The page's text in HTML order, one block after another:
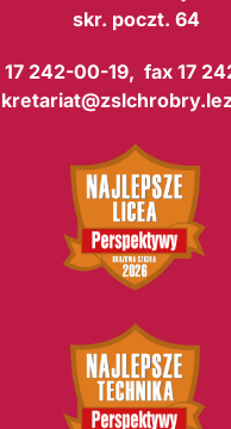
skr. poczt. 64
242-00-19, fax 17